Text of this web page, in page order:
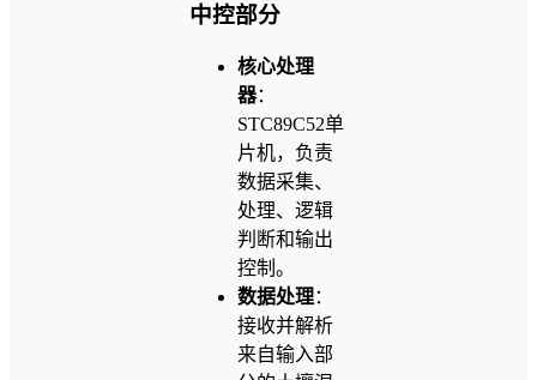
中控部分
核心处理
器：
STC89C52单
片机，负责
数据采集、
处理、逻辑
判断和输出
控制。
数据处理：
接收并解析
来自输入部